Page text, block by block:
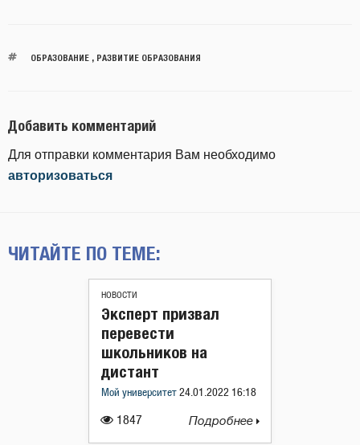
ОБРАЗОВАНИЕ, РАЗВИТИЕ ОБРАЗОВАНИЯ
Добавить комментарий
Для отправки комментария Вам необходимо
авторизоваться
ЧИТАЙТЕ ПО ТЕМЕ:
НОВОСТИ
1847
Эксперт призвал
перевести
школьников на
дистант
Мой университет 24.01.2022 16:18
Подробнее